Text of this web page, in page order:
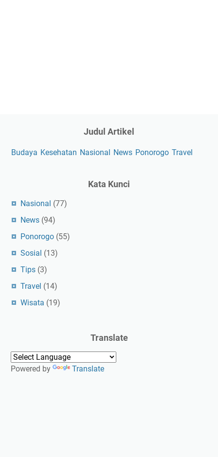
Judul Artikel
Budaya Kesehatan Nasional News Ponorogo Travel
Kata Kunci
Nasional (77)
News (94)
Ponorogo (55)
Sosial (13)
Tips (3)
Travel (14)
Wisata (19)
Translate
Powered by Translate